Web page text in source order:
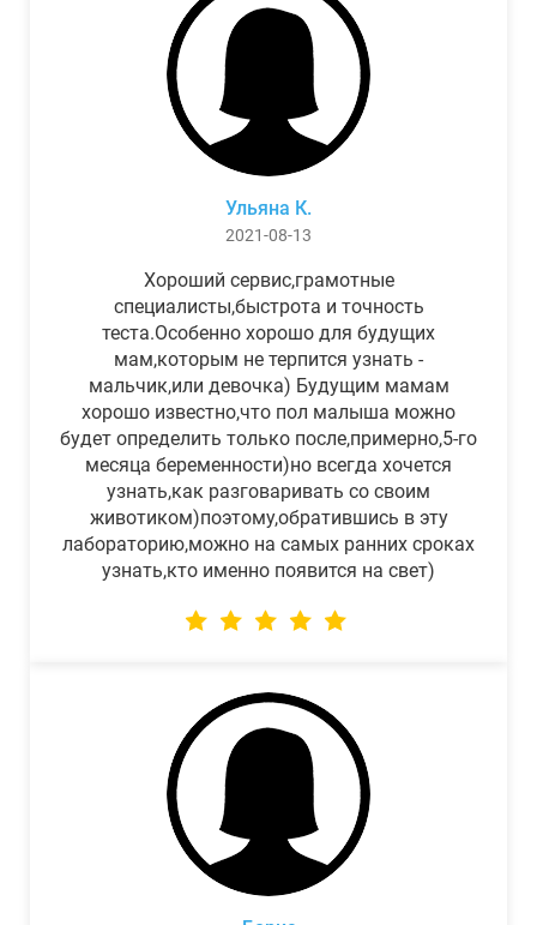
Ульяна К.
2021-08-13
Хороший сервис,грамотные
специалисты,быстрота и точность
теста.Особенно хорошо для будущих
мам,которым не терпится узнать -
мальчик,или девочка) Будущим мамам
хорошо известно,что пол малыша можно
будет определить только после,примерно,5-го
месяца беременности)но всегда хочется
узнать,как разговаривать со своим
животиком)поэтому,обратившись в эту
лабораторию,можно на самых ранних сроках
узнать,кто именно появится на свет)